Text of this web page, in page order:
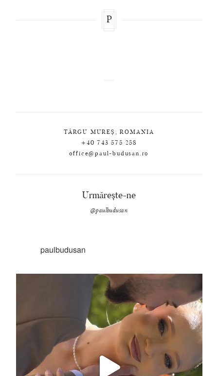
P
TÂRGU MUREȘ, ROMANIA
+40 743 575 258
office@paul-budusan.ro
Urmărește-ne
@paulbudusan
paulbudusan